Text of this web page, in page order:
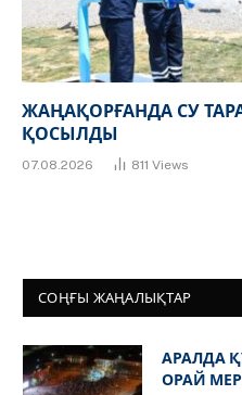
ЖАҢАҚОРҒАНДА СУ
ҚОСЫЛДЫ
07.08.2026 811 Views
СОҢҒЫ ЖАҢАЛЫҚТАР
АРАЛДА
ОРАЙ